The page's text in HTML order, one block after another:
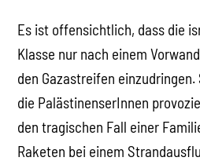
Es ist offensichtlich, dass die
Klasse nur nach einem
den Gazastreifen
die PalästinenserInnen
den tragischen Fall einer
Raketen bei einem